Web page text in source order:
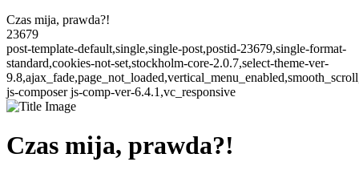
Czas mija, prawda?!
23679
post-template-default,single,single-post,postid-23679,single-format-
standard,cookies-not-set,stockholm-core-2.0.7,select-theme-ver-
js-composer js-comp-ver-6.4.1,vc_responsive
Czas mija, prawda?!